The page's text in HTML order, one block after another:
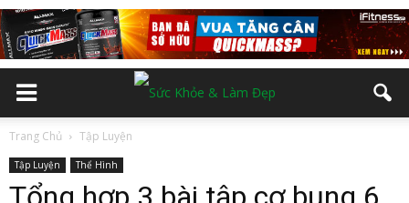
Trang Chủ Tập Luyện
Tập Luyện Thể Hình